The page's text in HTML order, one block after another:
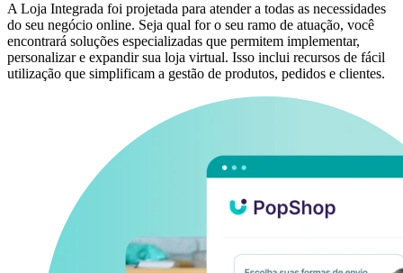
A Loja Integrada foi projetada para atender a todas as necessidades
do seu negócio online. Seja qual for o seu ramo de atuação, você
encontrará soluções especializadas que permitem implementar,
personalizar e expandir sua loja virtual. Isso inclui recursos de fácil
utilização que simplificam a gestão de produtos, pedidos e clientes.